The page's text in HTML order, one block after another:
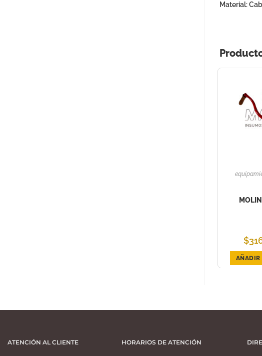
Material:
$
AÑADIR
ATENCIÓN AL CLIENTE HORARIOS DE ATENCIÓN